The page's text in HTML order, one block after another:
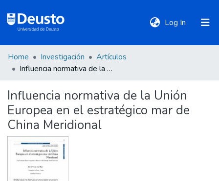
Log In (current)
DeustoTeka
Communities
&
Collections
All of DSpace
Home Investigación
Artículos
Influencia normativa de la Unión Europea en el estratégico mar de China Meridional
Influencia normativa de la Unión
Europea en el estratégico mar de
China Meridional